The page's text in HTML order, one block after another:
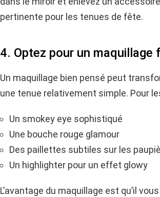
pertinente pour les tenues de fête.
4. Optez pour un maquillage
Un maquillage bien pensé peut
une tenue relativement simple. Pour
Un smokey eye sophistiqué
Une bouche rouge glamour
Des paillettes subtiles sur les
Un highlighter pour un effet glowy
L’avantage du maquillage est qu’il